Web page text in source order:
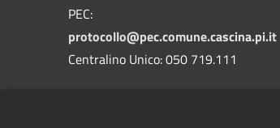
PEC:
protocollo@pec.comune.cascina.pi.it
Centralino Unico: 050 719.111